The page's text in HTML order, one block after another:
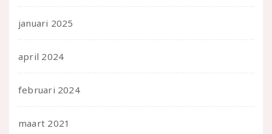
januari 2025
april 2024
februari 2024
maart 2021